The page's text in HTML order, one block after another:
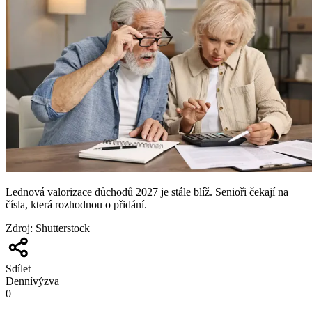
Lednová valorizace důchodů 2027 je stále blíž. Senioři čekají na
čísla, která rozhodnou o přidání.
Zdroj: Shutterstock
Sdílet
Dennívýzva
0